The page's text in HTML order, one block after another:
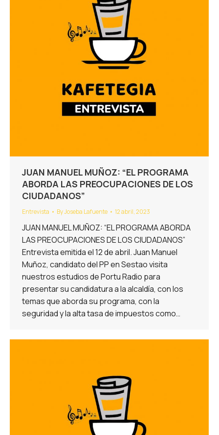
JUAN MANUEL MUÑOZ: “EL PROGRAMA
ABORDA LAS PREOCUPACIONES DE LOS
CIUDADANOS”
Entrevista ByJoseba Lafuente 12 abril, 2023
JUAN MANUEL MUÑOZ: “EL PROGRAMA ABORDA
LAS PREOCUPACIONES DE LOS CIUDADANOS”
Entrevista emitida el 12 de abril. Juan Manuel
Muñoz, candidato del PP en Sestao visita
nuestros estudios de Portu Radio para
presentar su candidatura a la alcaldía, con los
temas que aborda su programa, con la
seguridad y la alta tasa de impuestos como…